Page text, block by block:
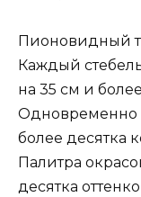
Пионовидный
Каждый
на 35 см и
Одновременно
более десятка
Палитра
десятка